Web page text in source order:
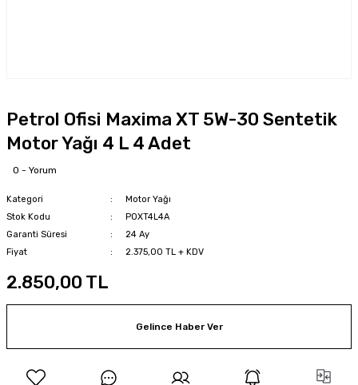
Petrol Ofisi Maxima XT 5W-30 Sentetik
Motor Yağı 4 L 4 Adet
0 - Yorum
Kategori
Motor Yağı
Stok Kodu
POXT4L4A
Garanti Süresi
24 Ay
Fiyat
2.375,00 TL + KDV
2.850,00 TL
Gelince Haber Ver